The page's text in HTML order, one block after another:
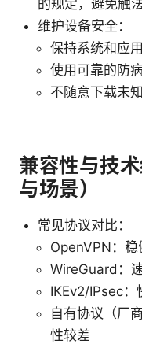
的规定，避免触法
维护设备安全：
保持系统和应
使用可靠的防
不随意下载未
兼容性与技
与场景）
常见协议对比：
OpenVPN：
WireGuard：
IKEv2/IPsec：
自有协议（厂
性较差